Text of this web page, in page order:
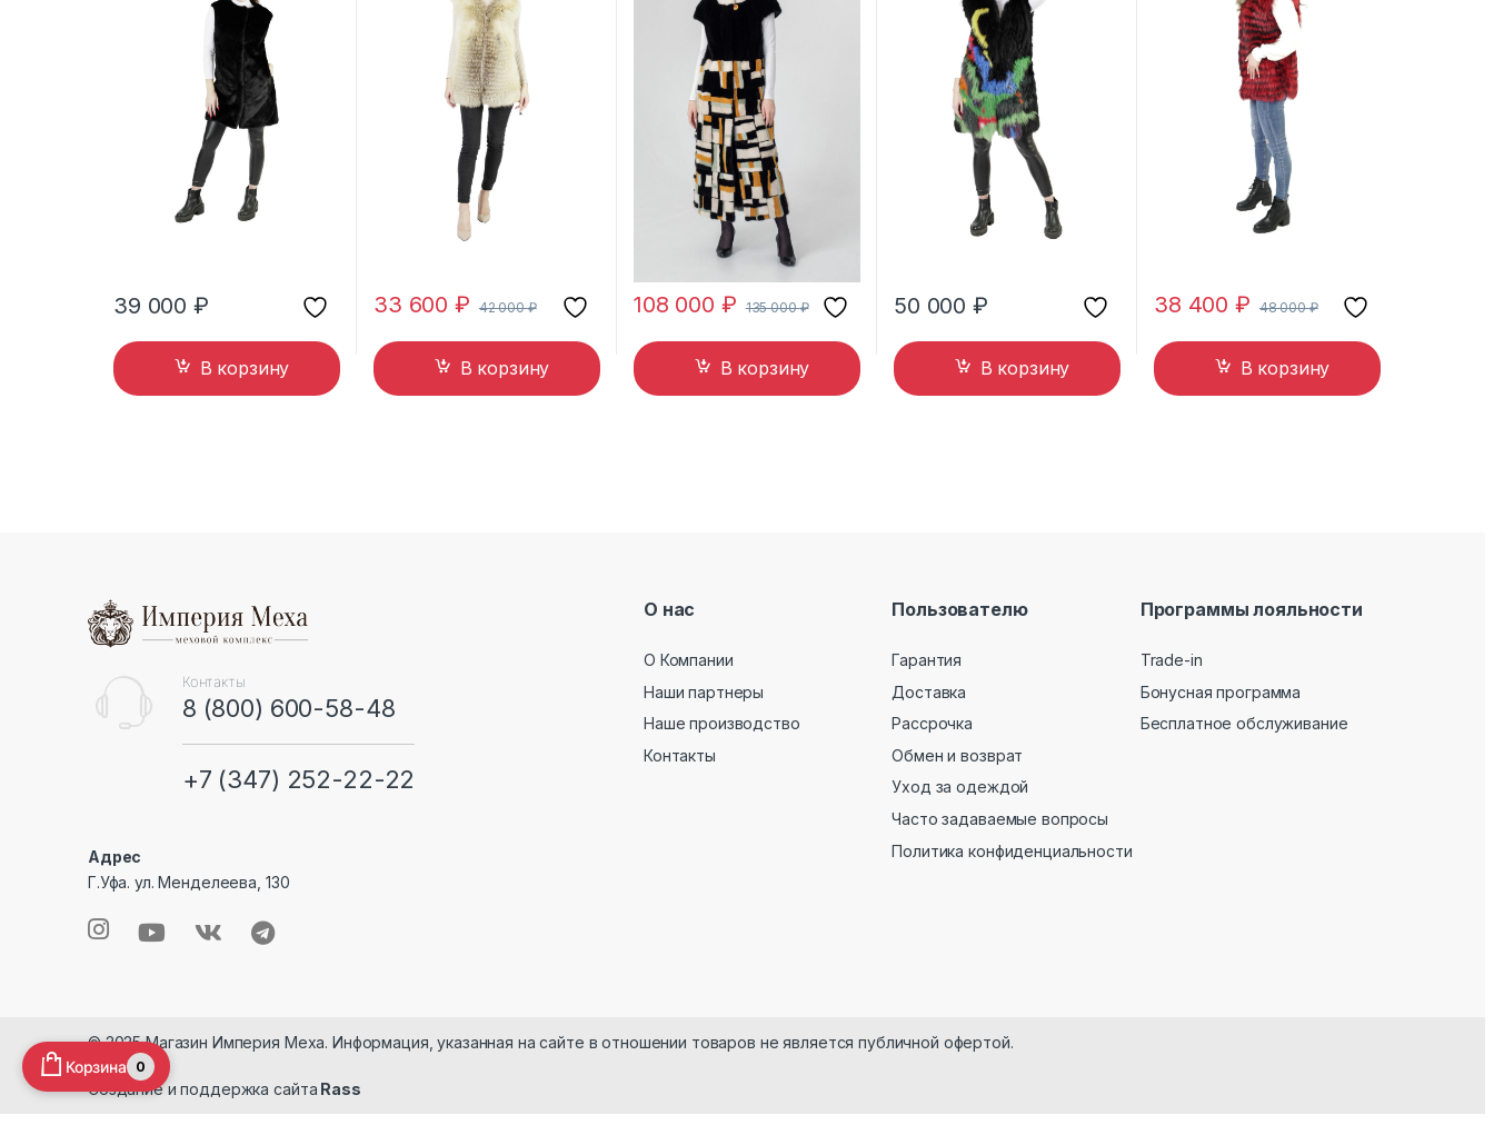
39 000₽
В корзину
33 600₽ 42 000₽
В корзину
108 000 ₽ 135 000₽
В корзину
50 000₽
В корзину
38 400₽ 48 000₽
В корзину
Контакты
8 (800) 600-58-48
+7 (347) 252-22-22
Адрес
Г.Уфа. ул. Менделеева, 130
О нас
О Компании
Наши партнеры
Наше производство
Контакты
Пользователю
Гарантия
Доставка
Рассрочка
Обмен и возврат
Уход за одеждой
Часто задаваемые вопросы
Политика конфиденциальности
Программы лояльности
Trade-in
Бонусная программа
Бесплатное обслуживание
© 2025 Магазин Империя Меха. Информация, указанная на сайте в отношении товаров не является публичной офертой.
Создание и поддержка сайта Rass
Корзина 0